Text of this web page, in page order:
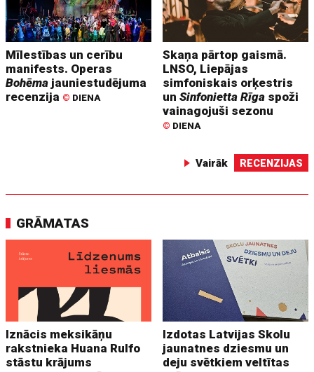
Mīlestības un cerību
manifests. Operas
Bohēma jauniestudējuma
recenzija © DIENA
Skaņa pārtop gaismā.
LNSO, Liepājas
simfoniskais orķestris
unSinfonietta Rīga spoži
vainagojuši sezonu
© DIENA
Vairāk RECENZIJAS
GRĀMATAS
Iznācis meksikāņu
rakstnieka Huana Rulfo
stāstu krājums
Izdotas Latvijas Skolu
jaunatnes dziesmu un
deju svētkiem veltītas